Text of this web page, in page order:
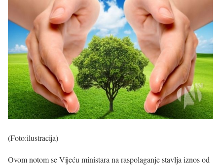
(Foto:ilustracija)
Ovom notom se Vijeću ministara na raspolaganje stavlja iznos od